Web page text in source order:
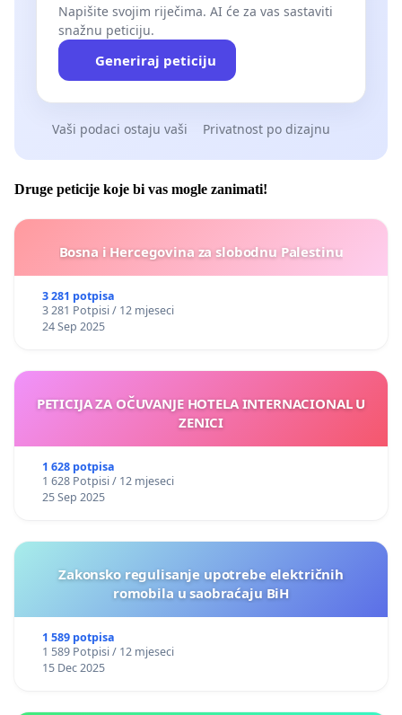
Napišite svojim riječima. AI će za vas sastaviti
snažnu peticiju.
Generiraj peticiju
Vaši podaci ostaju vaši Privatnost po dizajnu
Druge peticije koje bi vas mogle zanimati!
Bosna i Hercegovina za slobodnu Palestinu
3 281 potpisa
3 281 Potpisi / 12 mjeseci
24 Sep 2025
PETICIJA ZA OČUVANJE HOTELA INTERNACIONAL U
ZENICI
1 628 potpisa
1 628 Potpisi / 12 mjeseci
25 Sep 2025
Zakonsko regulisanje upotrebe električnih
romobila u saobraćaju BiH
1 589 potpisa
1 589 Potpisi / 12 mjeseci
15 Dec 2025